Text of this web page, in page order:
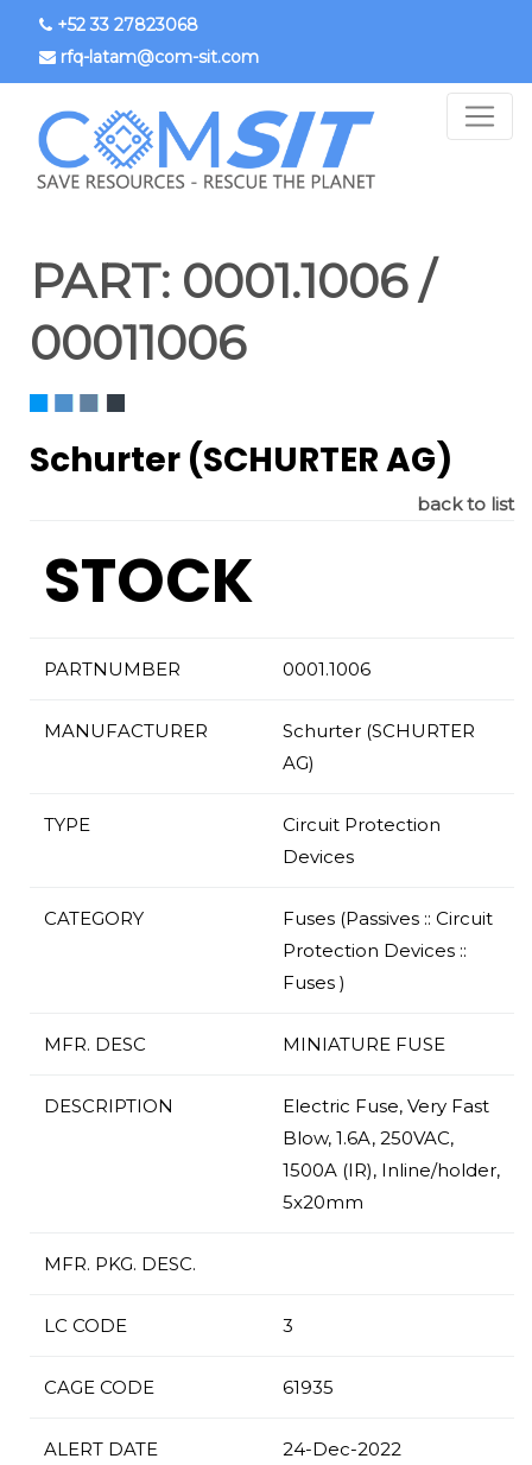
Skip
main
content
+52 33 27823068
rfq-latam@com-sit.com
PART: 0001.1006 /
00011006
Schurter (SCHURTER AG)
back to list
STOCK
PARTNUMBER 0001.1006
MANUFACTURER
Schurter (SCHURTER
AG)
TYPE
Circuit Protection
Devices
CATEGORY
Fuses (Passives :: Circuit
Protection Devices ::
Fuses )
MFR. DESC MINIATURE FUSE
DESCRIPTION
Electric Fuse, Very Fast
Blow, 1.6A, 250VAC,
1500A (IR), Inline/holder,
5x20mm
MFR. PKG. DESC.
LC CODE 3
CAGE CODE 61935
ALERT DATE 24-Dec-2022